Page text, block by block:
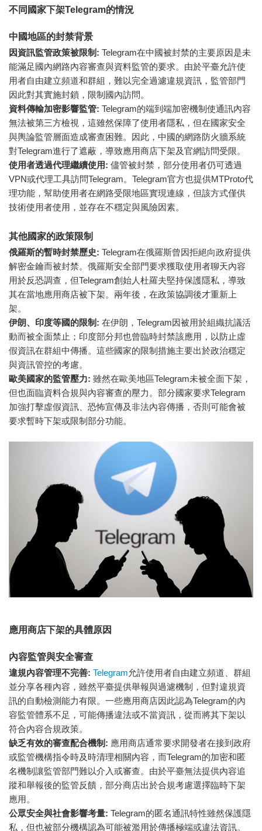
不同國家下架Telegram的情況
中國地區的封禁背景
因資訊監管政策被限制: Telegram在中國被封禁的主要原因是未
能滿足國內網路內容審查與資料監管的要求。由於平臺允許使
用者自由建立頻道和群組，難以完全過濾違規資訊，監管部門
因此對其實施封鎖，限制國內訪問。
資料傳輸加密影響監管: Telegram的端到端加密機制使通訊內容
無法被第三方檢視，這雖然保障了使用者隱私，但在國家安全
與輿論監管層面造成審查困難。因此，中國的網路防火牆系統
對Telegram進行了遮蔽，導致應用商店下架及官網訪問受限。
使用者透過代理繼續使用: 儘管被封禁，部分使用者仍可透過
VPN或代理工具訪問Telegram。Telegram官方也提供MTProto代
理功能，幫助使用者在網路受限地區實現連線，但該方式僅供
技術使用者使用，並存在不穩定與風險因素。
其他國家的政策限制
俄羅斯的暫時封禁歷史: Telegram在俄羅斯曾因拒絕向政府提供
解密金鑰而被封禁。俄羅斯安全部門要求獲取使用者聊天內容
用於反恐調查，但Telegram創始人杜羅夫堅持保護隱私，導致
其在當地應用商店被下架。兩年後，在政策協調後才重新上
架。
伊朗、印度等國的限制: 在伊朗，Telegram因被用於組織抗議活
動而被全面禁止；印度部分邦也曾臨時封禁該應用，以防止虛
假資訊在群組中傳播。這些國家的限制措施主要出於政治穩定
與資訊管控的考慮。
歐美國家的監管壓力: 雖然在歐美地區Telegram未被全面下架，
但也面臨資料合規與內容審查的壓力。部分國家要求Telegram
加強打擊虛假資訊、恐怖宣傳及非法內容傳播，否則可能會被
要求暫時下架或限制部分功能。
應用商店下架的具體原因
內容監管與安全審查
違規內容管理不完善: Telegram允許使用者自由建立頻道、群組
並分享各種內容，雖然平臺提供舉報與過濾機制，但對違規資
訊的自動檢測能力有限。一些應用商店因此認為Telegram的內
容監管體系不足，可能傳播違法或不當資訊，從而將其下架以
符合內容合規政策。
缺乏有效的審查配合機制: 應用商店通常要求開發者在接到政府
或監管機構指令時及時清理相關內容，而Telegram的加密和匿
名機制讓監管部門難以介入或審查。由於平臺無法提供內容追
蹤和舉報後的監管反饋，部分商店出於合規考慮選擇臨時下架
應用。
公眾安全與社會影響考量: Telegram的匿名通訊特性雖然保護隱
私，但也被部分機構認為可能被濫用於傳播極端或違法資訊。